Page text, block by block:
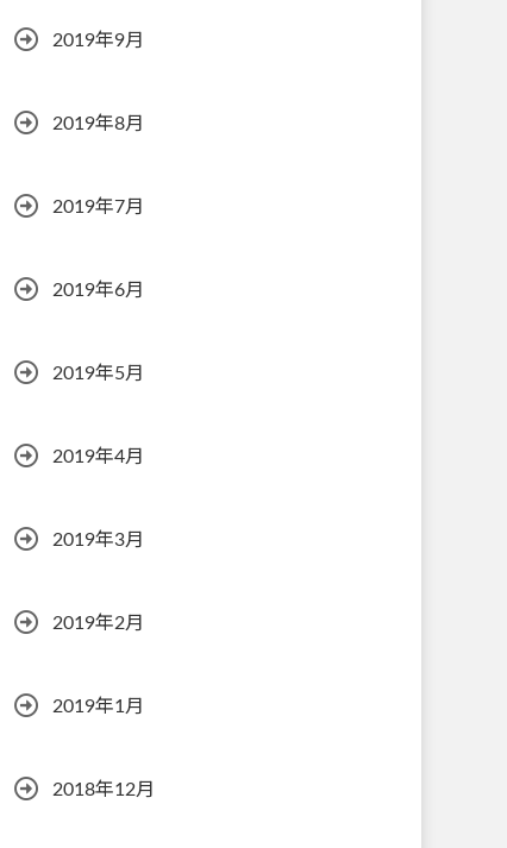
2019年9月
2019年8月
2019年7月
2019年6月
2019年5月
2019年4月
2019年3月
2019年2月
2019年1月
2018年12月